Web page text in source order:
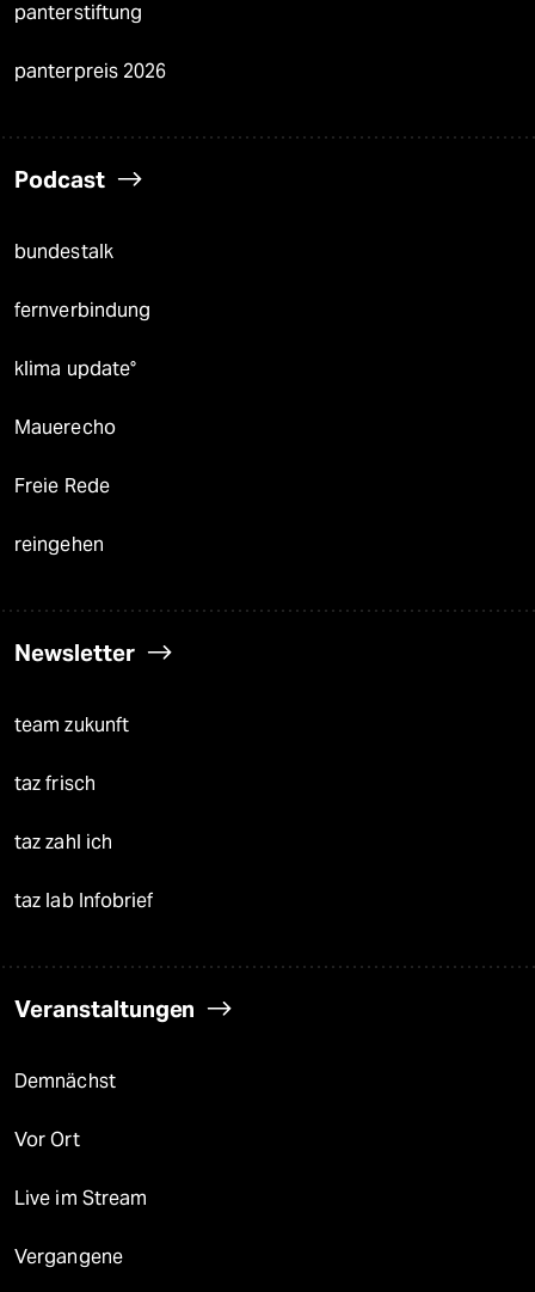
panterstiftung
panterpreis 2026
Podcast
bundestalk
fernverbindung
klima update°
Mauerecho
Freie Rede
reingehen
Newsletter
team zukunft
taz frisch
taz zahl ich
taz lab Infobrief
Veranstaltungen
Demnächst
Vor Ort
Live im Stream
Vergangene